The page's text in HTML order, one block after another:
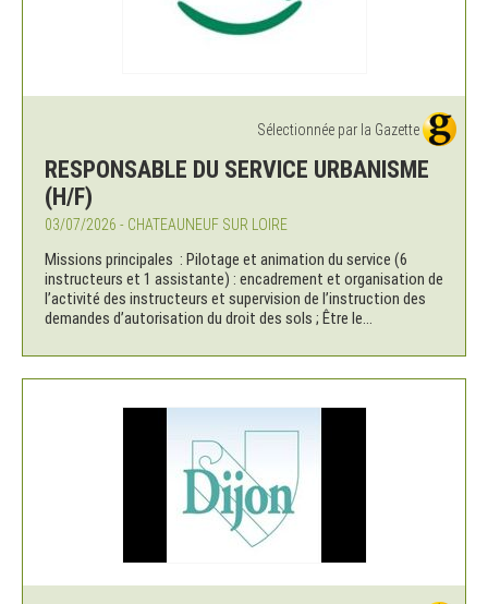
Sélectionnée par la Gazette
RESPONSABLE DU SERVICE URBANISME
(H/F)
03/07/2026 - CHATEAUNEUF SUR LOIRE
Missions principales : Pilotage et animation du service (6
instructeurs et 1 assistante) : encadrement et organisation de
l’activité des instructeurs et supervision de l’instruction des
demandes d’autorisation du droit des sols ; Être le...